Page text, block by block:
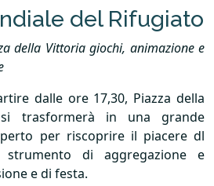
del Rifugiato
della Vittoria giochi, animazione e
dalle ore 17,30, Piazza della
trasformerà in una grande
per riscoprire il piacere dl
di aggregazione e
e di festa.